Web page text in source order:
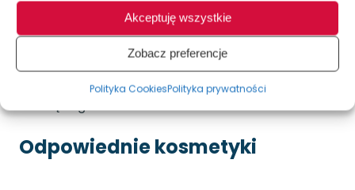
Akceptuję wszystkie
Zobacz preferencje
Polityka CookiesPolityka prywatności
problemami skórnymi (np. trądzikiem
niemowlęcym albo reakcją alergiczną na
określony pokarm czy materiał), zawsze
pierwszym krokiem powinno być udanie się do
pediatry, a jeszcze lepiej – do dermatologa
dziecięcego.
Odpowiednie kosmetyki